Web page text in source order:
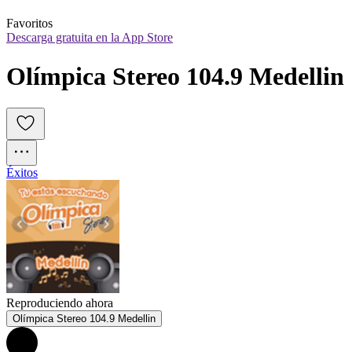
Favoritos
Descarga gratuita en la App Store
Olímpica Stereo 104.9 Medellin
Éxitos
Reproduciendo ahora
Olímpica Stereo 104.9 Medellin